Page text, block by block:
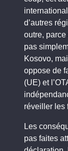
d’autres
outre,
pas
Kosovo,
oppose de
(UE) et
réveiller les
Les
pas faites